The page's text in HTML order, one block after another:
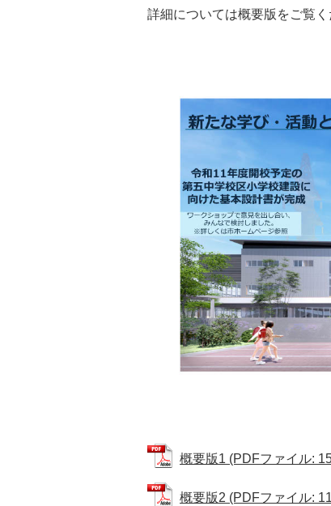
詳細については概要版をご覧く
概要版1 (PDFファイル:
概要版2 (PDFファイル: